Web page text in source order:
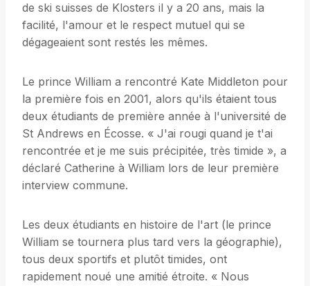
de ski suisses de Klosters il y a 20 ans, mais la
facilité, l'amour et le respect mutuel qui se
dégageaient sont restés les mêmes.
Le prince William a rencontré Kate Middleton pour
la première fois en 2001, alors qu'ils étaient tous
deux étudiants de première année à l'université de
St Andrews en Écosse. « J'ai rougi quand je t'ai
rencontrée et je me suis précipitée, très timide », a
déclaré Catherine à William lors de leur première
interview commune.
Les deux étudiants en histoire de l'art (le prince
William se tournera plus tard vers la géographie),
tous deux sportifs et plutôt timides, ont
rapidement noué une amitié étroite. « Nous